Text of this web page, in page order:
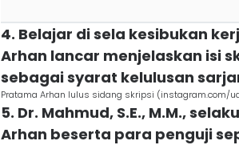
4. Belajar di sela kesibukan
Arhan lancar menjelaskan isi
sebagai syarat kelulusan
Pratama Arhan lulus sidang skripsi (instagram.com/
5. Dr. Mahmud, S.E., M.M.,
Arhan beserta para penguji